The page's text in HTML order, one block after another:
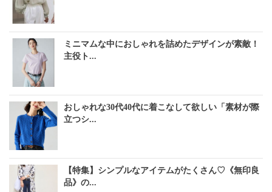
ミニマムな中におしゃれを詰めたデザインが素敵！
主役ト...
おしゃれな30代40代に着こなして欲しい「素材が際
立つシ...
【特集】シンプルなアイテムがたくさん♡《無印良
品》の...